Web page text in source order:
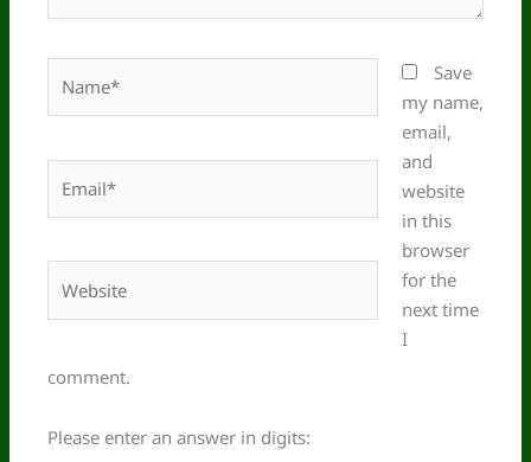
Save
my name,
email,
and
website
in this
browser
for the
next time
I
comment.
Please enter an answer in digits: